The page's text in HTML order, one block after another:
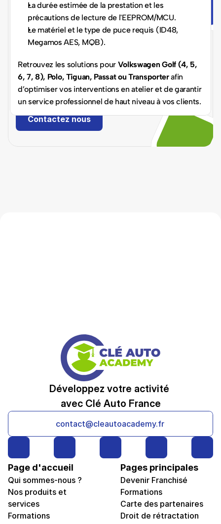
La durée estimée de la prestation et les
précautions de lecture de l'EEPROM/MCU.
Le matériel et le type de puce requis (ID48,
Megamos AES, MQB).
Retrouvez les solutions pour Volkswagen Golf (4, 5,
6, 7, 8), Polo, Tiguan, Passat ou Transporter afin
d’optimiser vos interventions en atelier et de garantir
un service professionnel de haut niveau à vos clients.
Rejoignez nous dès
maintenant !
Partenariat, franchise, formation ou tutoriels
: nous vous aidons à concrétiser votre
projet.
Contactez nous
Développez votre activité
avec Clé Auto France
contact@cleautoacademy.fr
Page d'accueil
Qui sommes-nous ?
Nos produits et
services
Formations
Pages principales
Devenir Franchisé
Formations
Carte des partenaires
Droit de rétractation